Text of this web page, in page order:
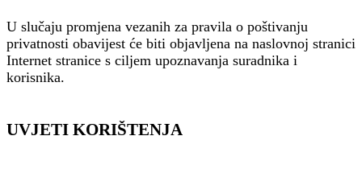
U slučaju promjena vezanih za pravila o poštivanju
privatnosti obavijest će biti objavljena na naslovnoj stranici
Internet stranice s ciljem upoznavanja suradnika i
korisnika.
UVJETI KORIŠTENJA